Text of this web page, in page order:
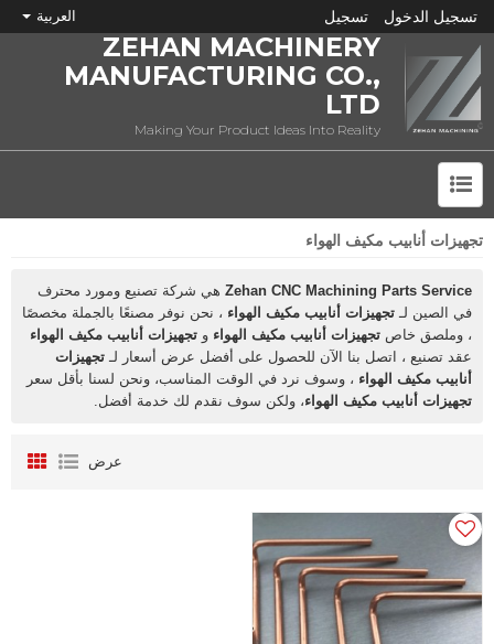
تسجيل الدخول تسجيل العربية
ZEHAN MACHINERY
MANUFACTURING CO.,
LTD
Making Your Product Ideas Into Reality
تجهيزات أنابيب مكيف الهواء
Zehan CNC Machining Parts Service هي شركة تصنيع ومورد محترف
في الصين لـ تجهيزات أنابيب مكيف الهواء ، نحن نوفر مصنعًا بالجملة مخصصًا
، وملصق خاص تجهيزات أنابيب مكيف الهواء و تجهيزات أنابيب مكيف الهواء
عقد تصنيع ، اتصل بنا الآن للحصول على أفضل عرض أسعار لـ تجهيزات
أنابيب مكيف الهواء ، وسوف نرد في الوقت المناسب، ونحن لسنا بأقل سعر
تجهيزات أنابيب مكيف الهواء، ولكن سوف نقدم لك خدمة أفضل.
عرض